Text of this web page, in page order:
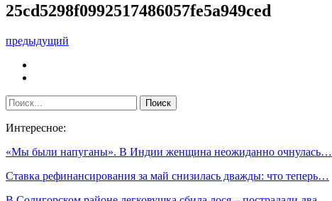
25cd5298f0992517486057fe5a949ced
предыдущий
Интересное:
«Мы были напуганы». В Индии женщина неожиданно очнулась…
Ставка рефинансирования за май снизилась дважды: что теперь…